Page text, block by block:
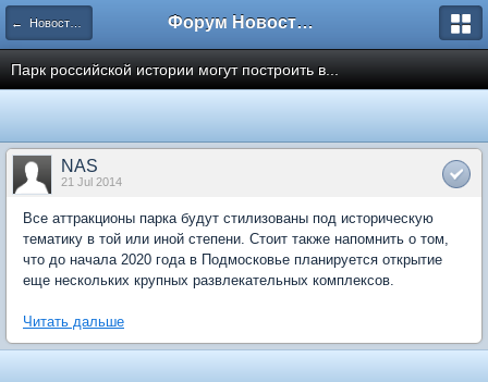
← Новости рынка недвижимости Форум Новостройки
Парк российской истории могут построить в...
NAS
21 Jul 2014
Все аттракционы парка будут стилизованы под историческую
тематику в той или иной степени. Стоит также напомнить о том,
что до начала 2020 года в Подмосковье планируется открытие
еще нескольких крупных развлекательных комплексов.
Читать дальше